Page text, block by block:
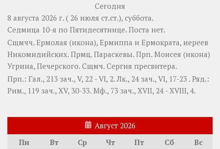
Сегодня
8 августа 2026 г. ( 26 июля ст.ст.), суббота.
Седмица 10-я по Пятидесятнице. Поста нет.
Сщмчч. Ермолая (икона), Ермиппа и Ермократа, иереев
Никомидийских. Прмц. Параскевы. Прп. Моисея (икона)
Угрина, Печерского. Сщмч. Сергия пресвитера.
Прп.: Гал., 213 зач., V, 22 - VI, 2. Лк., 24 зач., VI, 17-23 . Ряд.:
Рим., 119 зач., XV, 30-33. Мф., 73 зач., XVII, 24 - XVIII, 4.
Август 2026
Пн
Вт Ср Чт Пт Сб
Вс